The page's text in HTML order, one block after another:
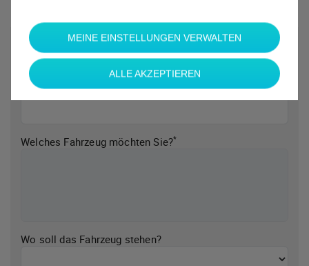
Welche Marke möchten Sie?*
Welches Fahrzeug möchten Sie?*
Wo soll das Fahrzeug stehen?
MEINE EINSTELLUNGEN VERWALTEN
ALLE AKZEPTIEREN